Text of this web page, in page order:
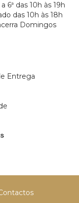
a 6ª das 10h às 19h
das 10h às 18h
Domingos
Entrega